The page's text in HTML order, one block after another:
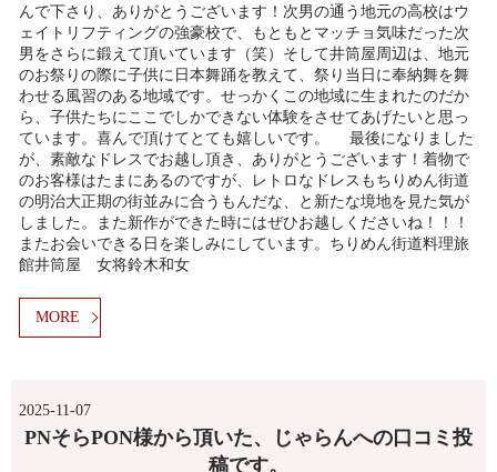
んで下さり、ありがとうございます！次男の通う地元の高校はウ
ェイトリフティングの強豪校で、もともとマッチョ気味だった次
男をさらに鍛えて頂いています（笑）そして井筒屋周辺は、地元
のお祭りの際に子供に日本舞踊を教えて、祭り当日に奉納舞を舞
わせる風習のある地域です。せっかくこの地域に生まれたのだか
ら、子供たちにここでしかできない体験をさせてあげたいと思っ
ています。喜んで頂けてとても嬉しいです。 最後になりました
が、素敵なドレスでお越し頂き、ありがとうございます！着物で
のお客様はたまにあるのですが、レトロなドレスもちりめん街道
の明治大正期の街並みに合うもんだな、と新たな境地を見た気が
しました。また新作ができた時にはぜひお越しくださいね！！！
またお会いできる日を楽しみにしています。ちりめん街道料理旅
館井筒屋 女将鈴木和女
MORE
2025-11-07
PNそらPON様から頂いた、じゃらんへの口コミ投
稿です。